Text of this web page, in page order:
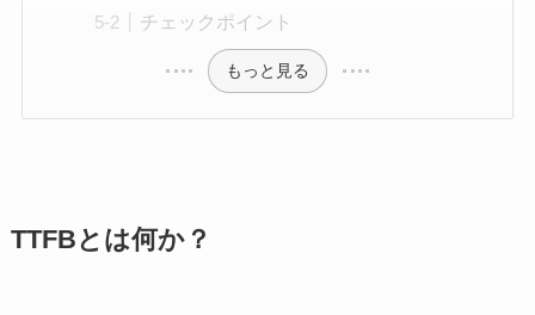
チェックポイント
もっと見る
TTFBとは何か？